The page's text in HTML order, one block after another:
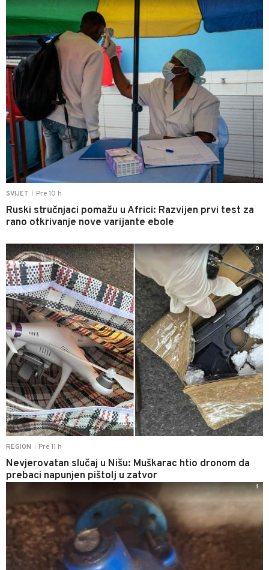
SVIJET Pre 10 h
Ruski stručnjaci pomažu u Africi: Razvijen prvi test za
rano otkrivanje nove varijante ebole
REGION Pre 11 h
Nevjerovatan slučaj u Nišu: Muškarac htio dronom da
prebaci napunjen pištolj u zatvor
0
1